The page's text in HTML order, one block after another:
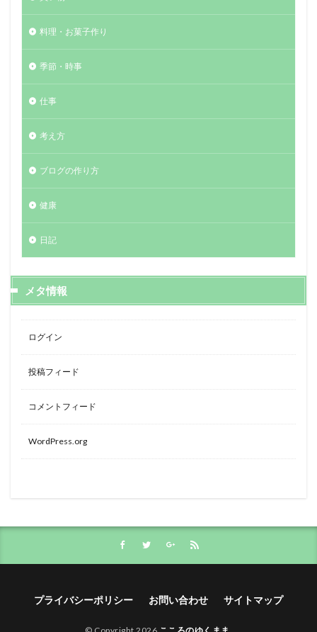
料理・お菓子作り
季節・時事
仕事
考え方
ブログの作り方
健康
日記
メタ情報
ログイン
投稿フィード
コメントフィード
WordPress.org
プライバシーポリシー お問い合わせ サイトマップ